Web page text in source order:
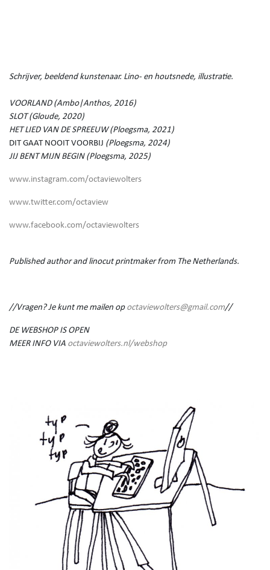
Schrijver, beeldend kunstenaar. Lino- en houtsnede, illustratie.
VOORLAND (Ambo|Anthos, 2016)
SLOT (Gloude, 2020)
HET LIED VAN DE SPREEUW (Ploegsma, 2021)
DIT GAAT NOOIT VOORBIJ (Ploegsma, 2024)
JIJ BENT MIJN BEGIN (Ploegsma, 2025)
www.instagram.com/octaviewolters
www.twitter.com/octaview
www.facebook.com/octaviewolters
Published author and linocut printmaker from The Netherlands.
//Vragen? Je kunt me mailen op octaviewolters@gmail.com//
DE WEBSHOP IS OPEN
MEER INFO VIA octaviewolters.nl/webshop